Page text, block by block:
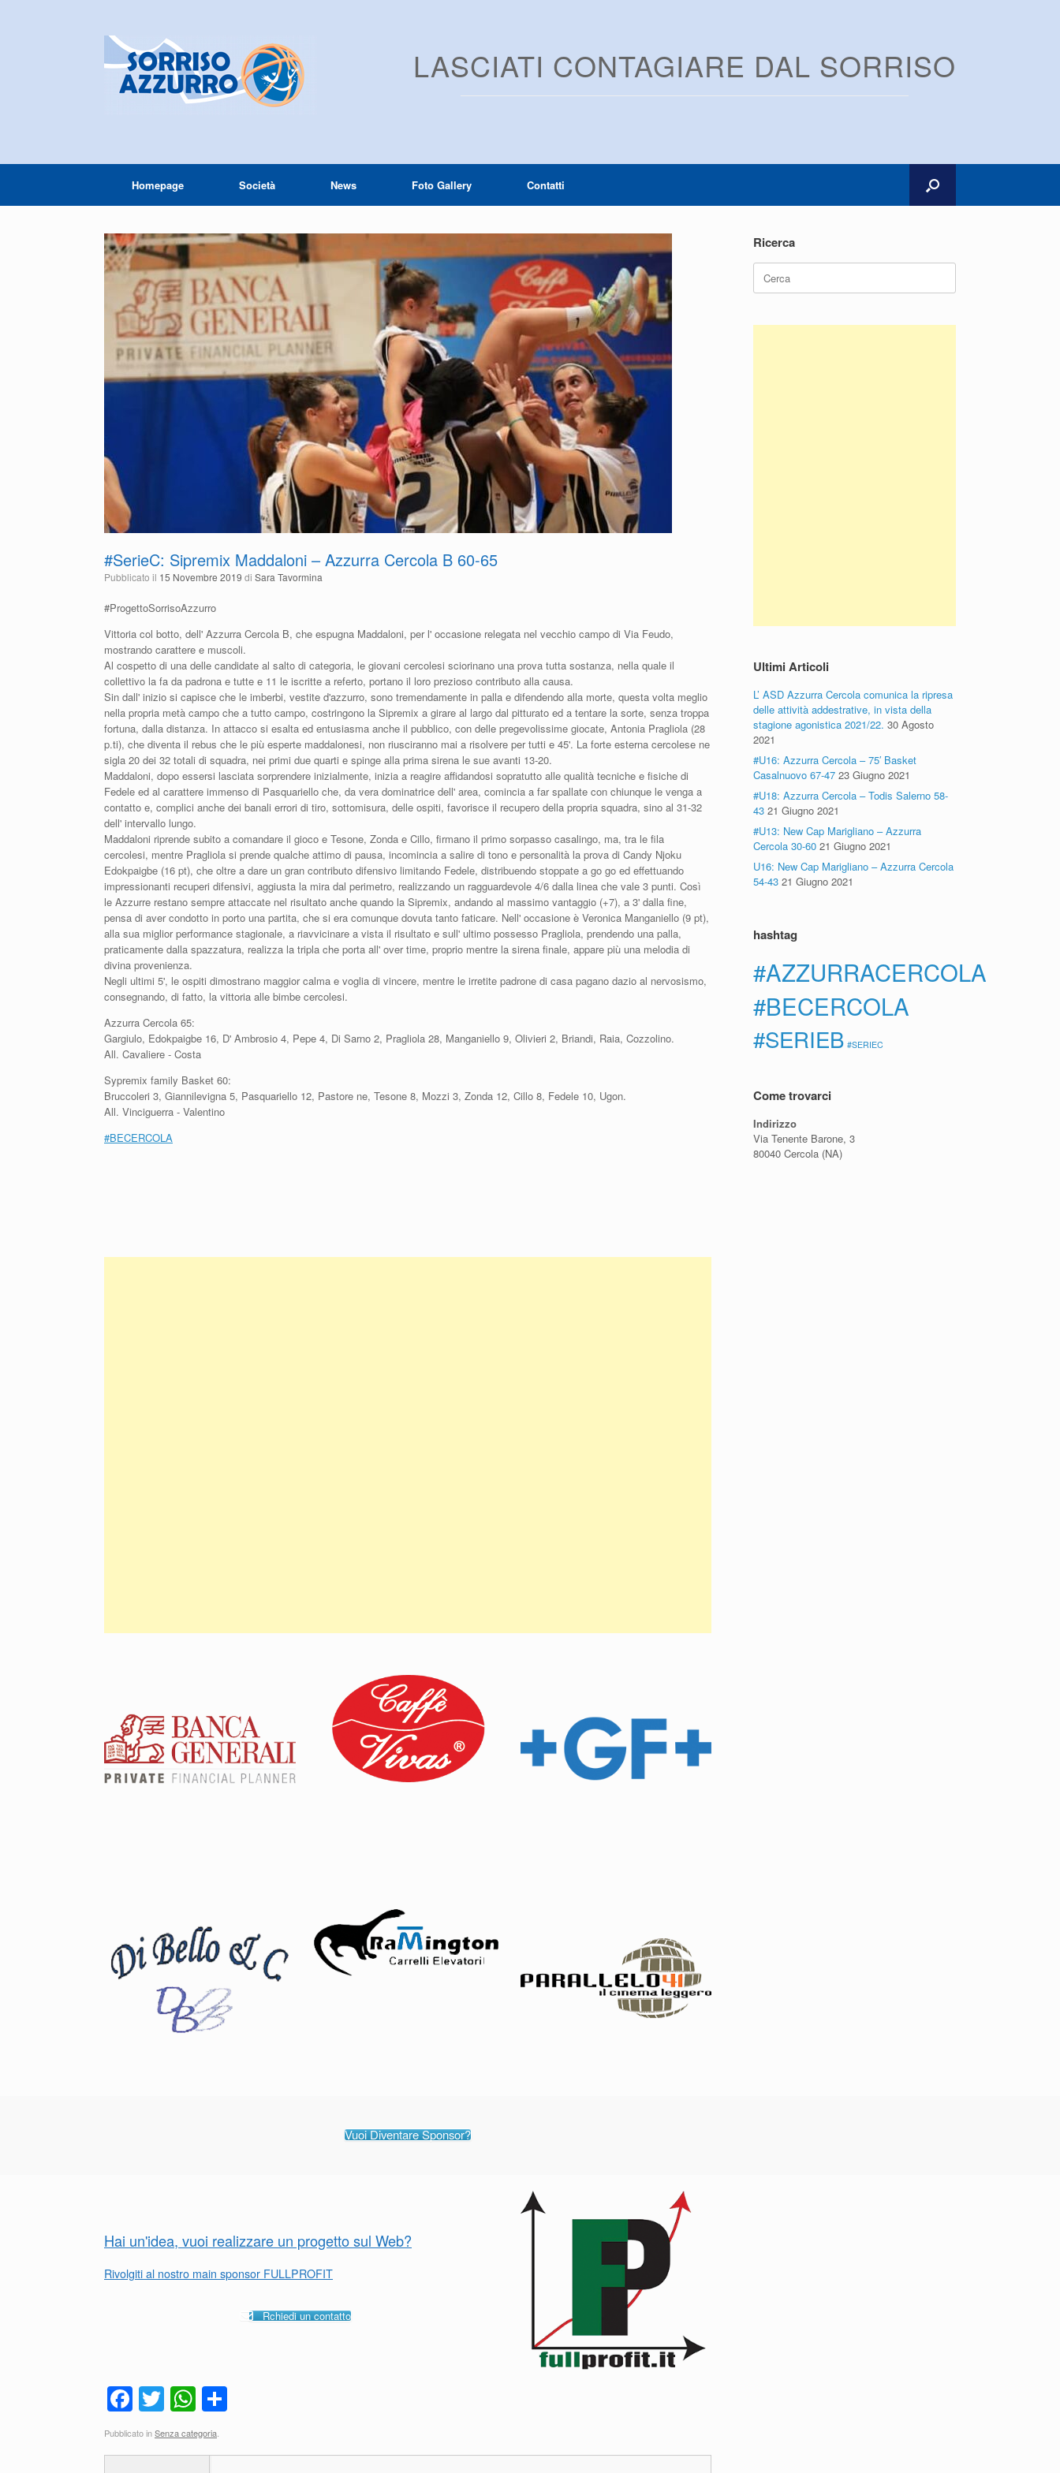
LASCIATI CONTAGIARE DAL SORRISO
Homepage Società News Foto Gallery Contatti
#SerieC: Sipremix Maddaloni – Azzurra Cercola B 60-65
Pubblicato il 15 Novembre 2019 di Sara Tavormina
#ProgettoSorrisoAzzurro
Vittoria col botto, dell' Azzurra Cercola B, che espugna Maddaloni, per l' occasione relegata nel vecchio campo di Via Feudo,
mostrando carattere e muscoli.
Al cospetto di una delle candidate al salto di categoria, le giovani cercolesi sciorinano una prova tutta sostanza, nella quale il
collettivo la fa da padrona e tutte e 11 le iscritte a referto, portano il loro prezioso contributo alla causa.
Sin dall' inizio si capisce che le imberbi, vestite d'azzurro, sono tremendamente in palla e difendendo alla morte, questa volta meglio
nella propria metà campo che a tutto campo, costringono la Sipremix a girare al largo dal pitturato ed a tentare la sorte, senza troppa
fortuna, dalla distanza. In attacco si esalta ed entusiasma anche il pubblico, con delle pregevolissime giocate, Antonia Pragliola (28
p.ti), che diventa il rebus che le più esperte maddalonesi, non riusciranno mai a risolvere per tutti e 45'. La forte esterna cercolese ne
sigla 20 dei 32 totali di squadra, nei primi due quarti e spinge alla prima sirena le sue avanti 13-20.
Maddaloni, dopo essersi lasciata sorprendere inizialmente, inizia a reagire affidandosi sopratutto alle qualità tecniche e fisiche di
Fedele ed al carattere immenso di Pasquariello che, da vera dominatrice dell' area, comincia a far spallate con chiunque le venga a
contatto e, complici anche dei banali errori di tiro, sottomisura, delle ospiti, favorisce il recupero della propria squadra, sino al 31-32
dell' intervallo lungo.
Maddaloni riprende subito a comandare il gioco e Tesone, Zonda e Cillo, firmano il primo sorpasso casalingo, ma, tra le fila
cercolesi, mentre Pragliola si prende qualche attimo di pausa, incomincia a salire di tono e personalità la prova di Candy Njoku
Edokpaigbe (16 pt), che oltre a dare un gran contributo difensivo limitando Fedele, distribuendo stoppate a go go ed effettuando
impressionanti recuperi difensivi, aggiusta la mira dal perimetro, realizzando un ragguardevole 4/6 dalla linea che vale 3 punti. Così
le Azzurre restano sempre attaccate nel risultato anche quando la Sipremix, andando al massimo vantaggio (+7), a 3' dalla fine,
pensa di aver condotto in porto una partita, che si era comunque dovuta tanto faticare. Nell' occasione è Veronica Manganiello (9 pt),
alla sua miglior performance stagionale, a riavvicinare a vista il risultato e sull' ultimo possesso Pragliola, prendendo una palla,
praticamente dalla spazzatura, realizza la tripla che porta all' over time, proprio mentre la sirena finale, appare più una melodia di
divina provenienza.
Negli ultimi 5', le ospiti dimostrano maggior calma e voglia di vincere, mentre le irretite padrone di casa pagano dazio al nervosismo,
consegnando, di fatto, la vittoria alle bimbe cercolesi.
Azzurra Cercola 65:
Gargiulo, Edokpaigbe 16, D' Ambrosio 4, Pepe 4, Di Sarno 2, Pragliola 28, Manganiello 9, Olivieri 2, Briandi, Raia, Cozzolino.
All. Cavaliere - Costa
Sypremix family Basket 60:
Bruccoleri 3, Giannilevigna 5, Pasquariello 12, Pastore ne, Tesone 8, Mozzi 3, Zonda 12, Cillo 8, Fedele 10, Ugon.
All. Vinciguerra - Valentino
#BECERCOLA
Vuoi Diventare Sponsor?
Hai un'idea, vuoi realizzare un progetto sul Web?
Rivolgiti al nostro main sponsor FULLPROFIT
Rchiedi un contatto
F
a
c
T
wi
tt
W
h
at n
Pubblicato inSenza categoria
Ricerca
Ricerca
per:
Ultimi Articoli
L’ ASD Azzurra Cercola comunica la ripresa
delle attività addestrative, in vista della
stagione agonistica 2021/22. 30 Agosto
2021
#U16: Azzurra Cercola – 75′ Basket
Casalnuovo 67-47 23 Giugno 2021
#U18: Azzurra Cercola – Todis Salerno 58-
43 21 Giugno 2021
#U13: New Cap Marigliano – Azzurra
Cercola 30-60 21 Giugno 2021
U16: New Cap Marigliano – Azzurra Cercola
54-43 21 Giugno 2021
hashtag
#AZZURRACERCOLA
#BECERCOLA
#SERIEB #SERIEC
Come trovarci
Indirizzo
Via Tenente Barone, 3
80040 Cercola (NA)